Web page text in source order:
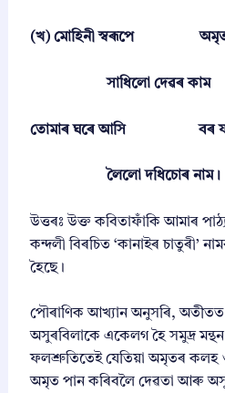
(খ) মোহিনী স্বৰূপে অমৃত
সাধিলো দেৱৰ কাম
তোমাৰ ঘৰে আসি বৰ যশ
লৈলো দধিচোৰ নাম।
উত্তৰঃ উক্ত কবিতাফাঁকি আমাৰ
কন্দলী বিৰচিত ‘কানাইৰ চাতুৰী’
হৈছে।
পৌৰাণিক আখ্যান অনুসৰি, অতীতত
অসুৰবিলাকে একেলগ হৈ সমুদ্ৰ
ফলশ্ৰুতিতেই যেতিয়া অমৃতৰ কলহ
অমৃত পান কৰিবলৈ দেৱতা আৰু